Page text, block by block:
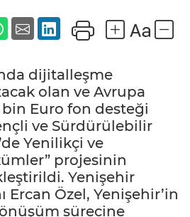
dijitalleşme
olan ve Avrupa
Euro fon desteği
ve Sürdürülebilir
Yenilikçi ve
projesinin
Yenişehir
Ercan Özel, Yenişehir’in
sürecine